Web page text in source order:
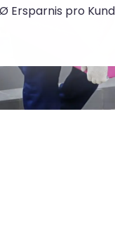
Ø Ersparnis pro